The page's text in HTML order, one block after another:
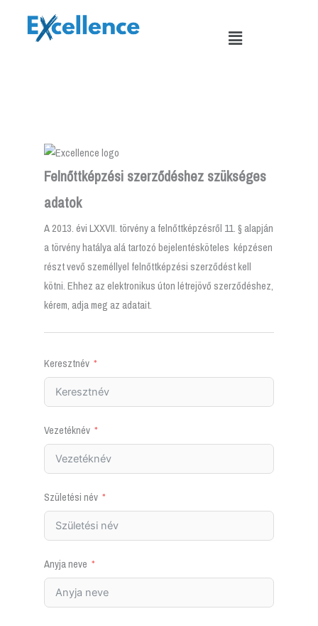
Menu
Felnőttképzési szerződéshez szükséges
adatok
A 2013. évi LXXVII. törvény a felnőttképzésről 11. § alapján
a törvény hatálya alá tartozó bejelentésköteles képzésen
részt vevő személlyel felnőttképzési szerződést kell
kötni. Ehhez az elektronikus úton létrejövő szerződéshez,
kérem, adja meg az adatait.
Keresztnév
Vezetéknév
Születési név
Anyja neve